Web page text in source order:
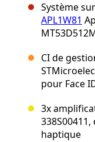
Système
APL1W81
CI de
pour Face
3x
haptique